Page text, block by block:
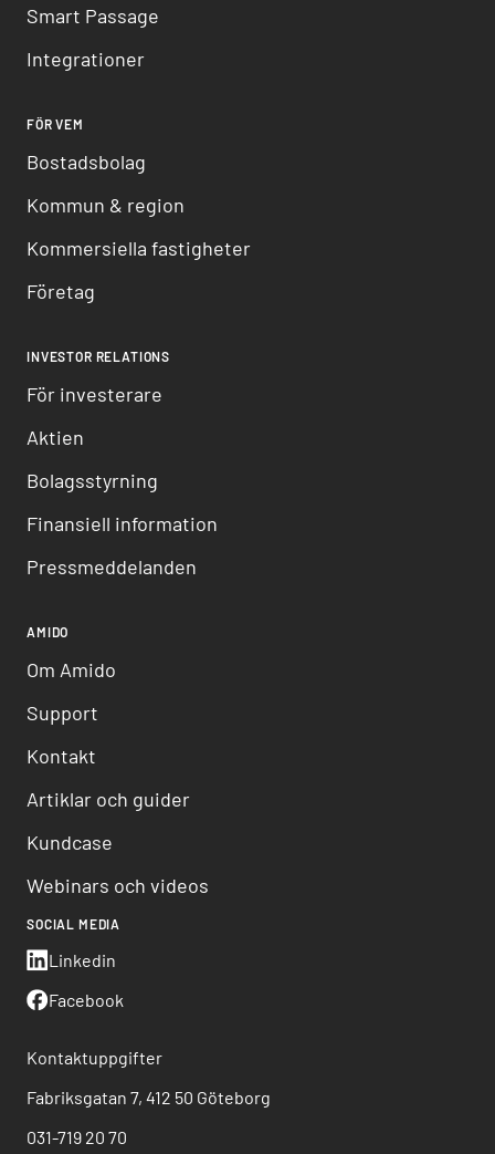
Smart Passage
Integrationer
FÖR VEM
Bostadsbolag
Kommun & region
Kommersiella fastigheter
Företag
INVESTOR RELATIONS
För investerare
Aktien
Bolagsstyrning
Finansiell information
Pressmeddelanden
AMIDO
Om Amido
Support
Kontakt
Artiklar och guider
Kundcase
Webinars och videos
SOCIAL MEDIA
Linkedin
Facebook
Kontaktuppgifter
Fabriksgatan 7, 412 50 Göteborg
031-719 20 70